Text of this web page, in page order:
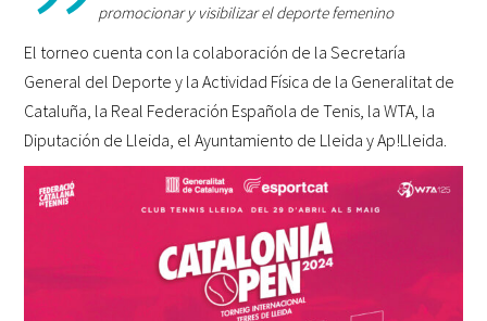
promocionar y visibilizar el deporte femenino
El torneo cuenta con la colaboración de la Secretaría
General del Deporte y la Actividad Física de la Generalitat de
Cataluña, la Real Federación Española de Tenis, laWTA , la
Diputación de Lleida, el Ayuntamiento de Lleida y Ap!Lleida.